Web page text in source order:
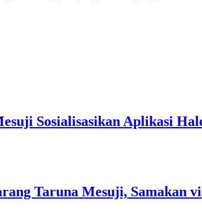
Sosialisasikan Aplikasi
Taruna Mesuji, Samakan